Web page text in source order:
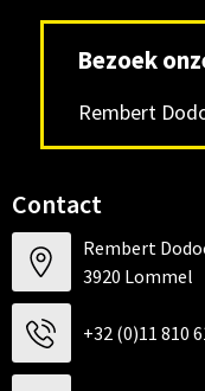
Bezoek
Rembert
Contact
Rembert
3920 Lommel
+32 (0)11 810